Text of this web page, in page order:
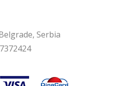
Serbia